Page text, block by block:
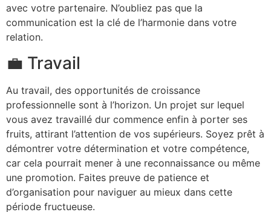
avec votre partenaire. N’oubliez pas que la
communication est la clé de l’harmonie dans votre
relation.
💼 Travail
Au travail, des opportunités de croissance
professionnelle sont à l’horizon. Un projet sur lequel
vous avez travaillé dur commence enfin à porter ses
fruits, attirant l’attention de vos supérieurs. Soyez prêt à
démontrer votre détermination et votre compétence,
car cela pourrait mener à une reconnaissance ou même
une promotion. Faites preuve de patience et
d’organisation pour naviguer au mieux dans cette
période fructueuse.